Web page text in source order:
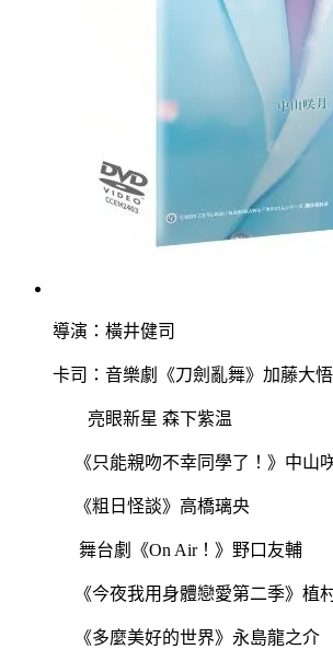
導演：橫井健司
卡司：音樂劇《刀劍亂舞》加藤大悟
亮眼新星 森下紫温
《只能親吻不幸同學了！》中山
《粗日怪談》高橋璃央
舞台劇《On Air！》野口友輔
《今夜我用身體戀愛第二季》植
《多麼美好的世界》永島龍之介